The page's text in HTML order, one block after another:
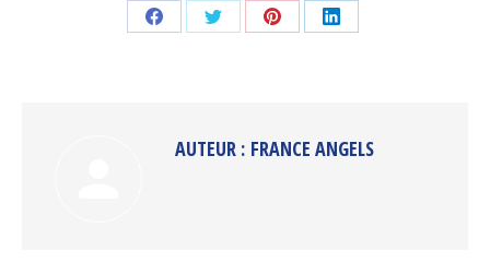
PartagerPartagerPartagerPartager
AUTEUR : FRANCE ANGELS